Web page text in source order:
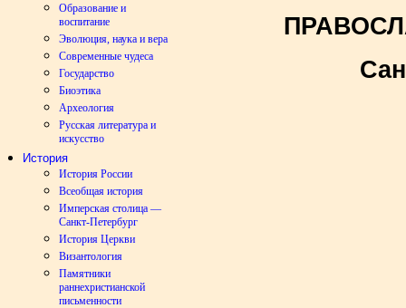
Образование и
воспитание
Эволюция, наука и вера
Современные чудеса
Государство
Биоэтика
Археология
Русская литература и
искусство
История
История России
Всеобщая история
Имперская столица —
Санкт-Петербург
История Церкви
Византология
Памятники
раннехристианской
письменности